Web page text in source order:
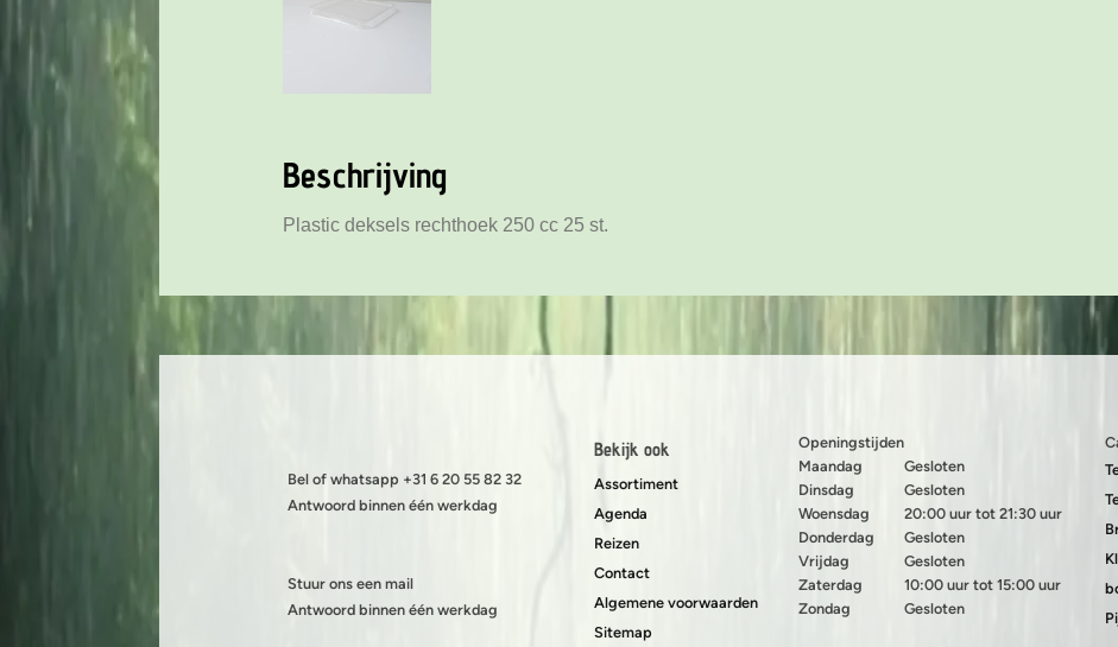
Beschrijving
Plastic deksels rechthoek 250 cc 25 st.
Bel of whatsapp +31 6 20 55 82 32
Antwoord binnen één werkdag
Stuur ons een mail
Antwoord binnen één werkdag
Bekijk ook
Assortiment
Agenda
Reizen
Contact
Algemene voorwaarden
Sitemap
Openingstijden
Maandag
Dinsdag
Woensdag
Donderdag
Vrijdag
Zaterdag
Zondag
Gesloten
Gesloten
20:00 uur tot 21:30 uur
Gesloten
Gesloten
10:00 uur tot 15:00 uur
Gesloten